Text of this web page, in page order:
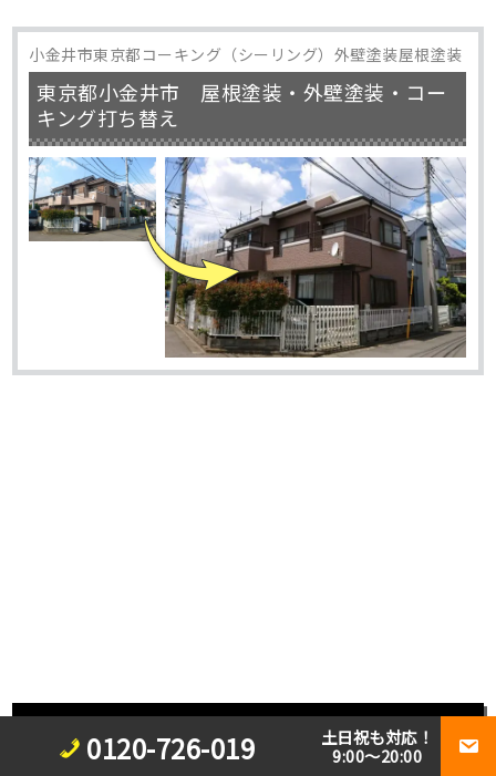
小金井市東京都コーキング（シーリング）外壁塗装屋根塗装
東京都小金井市 屋根塗装・外壁塗装・コー
キング打ち替え
施工事例一覧を見る
0120-726-019
土日祝も対応！
9:00～20:00